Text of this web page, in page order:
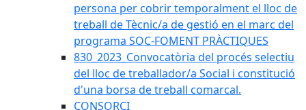
persona per cobrir temporalment el lloc de
treball de Tècnic/a de gestió en el marc del
programa SOC-FOMENT PRÀCTIQUES
830_2023_Convocatòria del procés selectiu
del lloc de treballador/a Social i constitució
d'una borsa de treball comarcal.
CONSORCI